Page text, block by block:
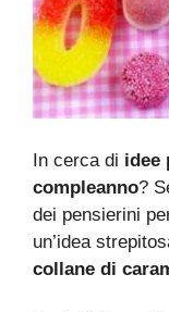
In cerca di idee
compleanno?
dei pensierini
un’idea
collane di